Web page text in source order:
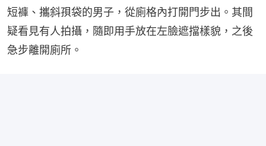
短褲、攜斜孭袋的男子，從廁格內打開門步出。其間
疑看見有人拍攝，隨即用手放在左臉遮擋樣貌，之後
急步離開廁所。